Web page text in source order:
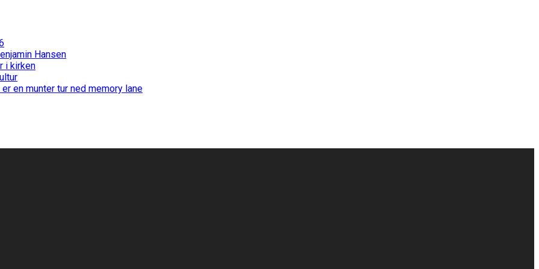
Hansen
i kirken
en munter tur ned memory lane